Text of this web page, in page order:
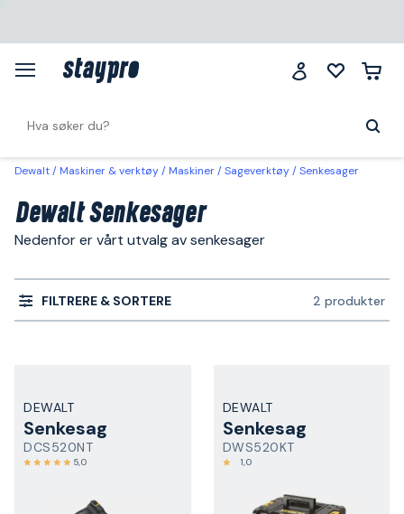
Dewalt Maskiner & verktøy Maskiner Sageverktøy Senkesager
Dewalt Senkesager
Nedenfor er vårt utvalg av senkesager
FILTRERE & SORTERE 2 produkter
DEWALT
Senkesag
DCS520NT
5,0
DEWALT
Senkesag
DWS520KT
1,0